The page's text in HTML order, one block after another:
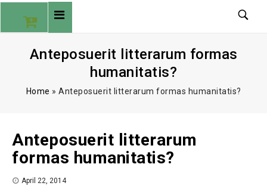
Anteposuerit litterarum formas
humanitatis?
Home » Anteposuerit litterarum formas humanitatis?
Anteposuerit litterarum
formas humanitatis?
April 22, 2014